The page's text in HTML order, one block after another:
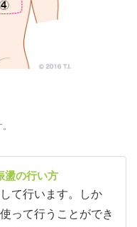
盪の行い方
て行います。しか
って行うことができ